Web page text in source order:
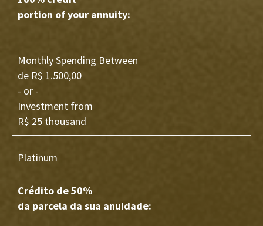
portion of your annuity:
Monthly Spending Between
de R$ 1.500,00
- or -
Investment from
R$ 25 thousand
Platinum
Crédito de 50%
da parcela da sua anuidade: